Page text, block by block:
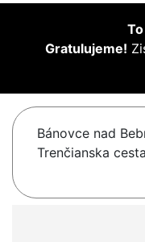
Gratulujeme!
Bánovce nad
Trenčianska